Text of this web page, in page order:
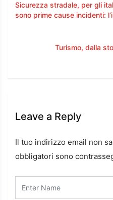
Sicurezza stradale, per gli
sono prime cause incidenti:
Turismo, dalla
Leave a Reply
Il tuo indirizzo email non
obbligatori sono